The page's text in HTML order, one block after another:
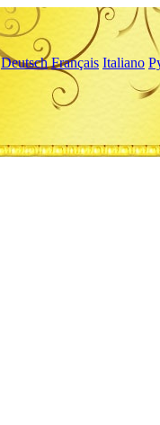
Deutsch Français Italiano